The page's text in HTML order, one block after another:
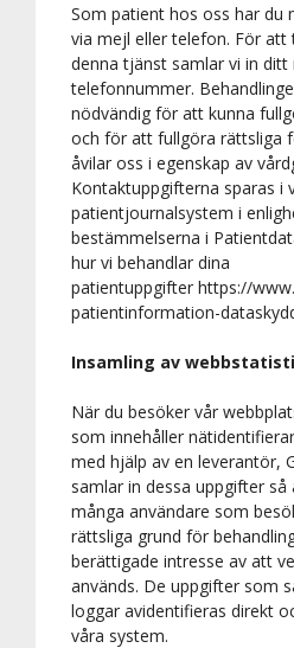
Som patient hos oss har du
via mejl eller telefon. För att
denna tjänst samlar vi in
telefonnummer.
nödvändig för att kunna
och för att fullgöra rättsliga
åvilar oss i egenskap av
Kontaktuppgifterna sparas i
patientjournalsystem i
bestämmelserna i
hur vi behandlar dina
patientuppgifter https://
patientinformation-
Insamling av
När du besöker vår
som innehåller
med hjälp av en leverantör,
samlar in dessa uppgifter så
många användare som
rättsliga grund för
berättigade intresse av att
används. De uppgifter som
loggar avidentifieras direkt
våra system.